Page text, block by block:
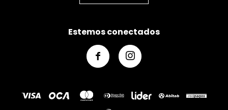
Estemos conectados
 